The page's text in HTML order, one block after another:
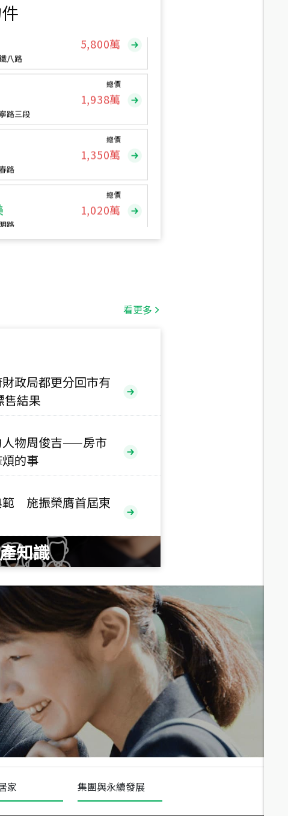
八路
路三段
1,938萬
1,350萬
1,020萬
西路二段
5,800萬
1,938萬
路
總價
總價
1,020萬
路
總價
490萬
路
1,808
看更多
政局都更分回市有
售結果
人物周俊吉——房市
的事
範 施振榮膺首屆東
知識
家 集團與永續發展